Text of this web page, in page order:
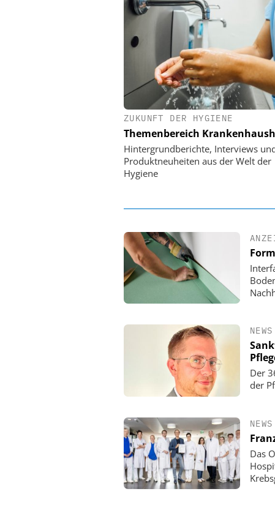
ZUKUNFT DER HYGIENE
Themenbereich
Hintergrundberichte, Interviews
Produktneuheiten aus der Welt der
Hygiene
EASY SOFTWARE
Digitalisierung
Personalmanagement:
Ordnung zur KI-fähigen
NEWS
Der
der
NEWS
Das